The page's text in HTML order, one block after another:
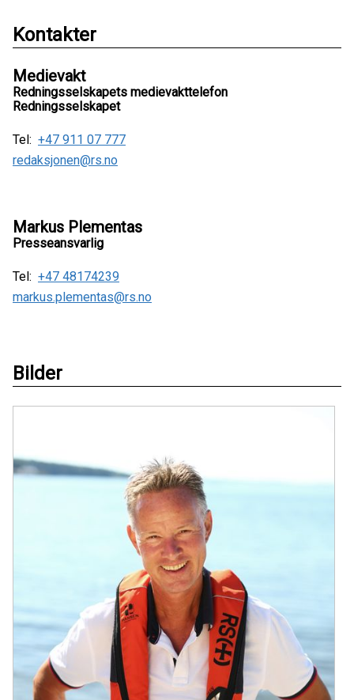
Kontakter
Medievakt
Redningsselskapets medievakttelefon
Redningsselskapet
Tel: +47 911 07 777
redaksjonen@rs.no
Markus Plementas
Presseansvarlig
Tel: +47 48174239
markus.plementas@rs.no
Bilder